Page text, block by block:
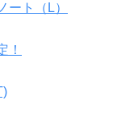
ト（L）
！